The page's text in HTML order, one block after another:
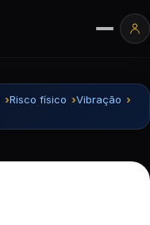
Risco físico
Vibração